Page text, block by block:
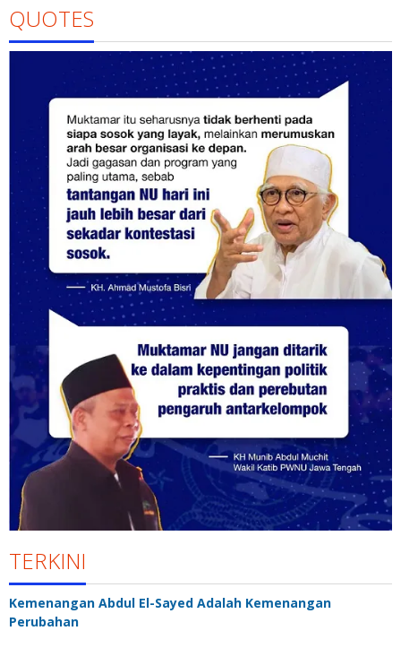
QUOTES
TERKINI
Kemenangan Abdul El-Sayed Adalah Kemenangan
Perubahan